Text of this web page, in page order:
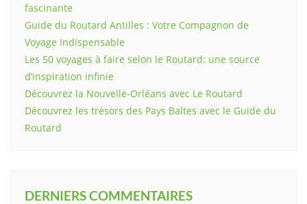
fascinante
Guide du Routard Antilles : Votre Compagnon de
Voyage Indispensable
Les 50 voyages à faire selon le Routard: une source
d’inspiration infinie
Découvrez la Nouvelle-Orléans avec Le Routard
Découvrez les trésors des Pays Baltes avec le Guide du
Routard
DERNIERS COMMENTAIRES